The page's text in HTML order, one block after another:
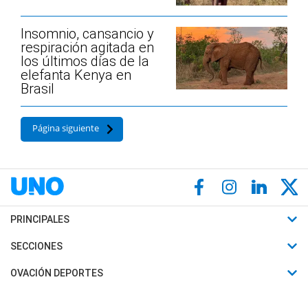
Insomnio, cansancio y
respiración agitada en
los últimos días de la
elefanta Kenya en
Brasil
Página siguiente
PRINCIPALES
Últimas Noticias
Política
SECCIONES
Horóscopo
OVACIÓN DEPORTES